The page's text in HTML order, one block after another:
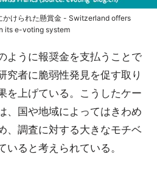
かけられた懸賞金 - Switzerland offers
its e-voting system
ように報奨金を支払うことで
究者に脆弱性発見を促す取り
を上げている。こうしたケー
、国や地域によってはきわめ
、調査に対する大きなモチベ
ると考えられている。